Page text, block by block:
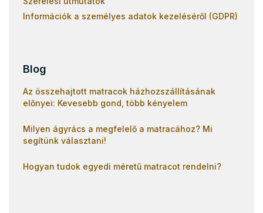
Információk a személyes adatok kezeléséről (GDPR)
Blog
Az összehajtott matracok házhozszállításának
előnyei: Kevesebb gond, több kényelem
Milyen ágyrács a megfelelő a matracához? Mi
segítünk választani!
Hogyan tudok egyedi méretű matracot rendelni?